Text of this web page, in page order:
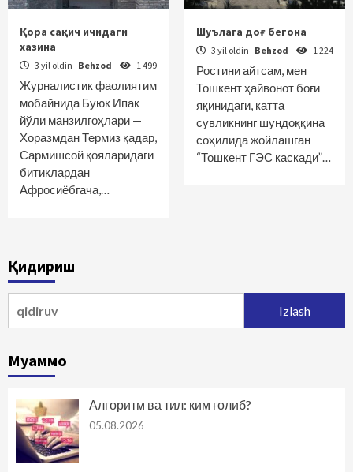
Қора сақич ичидаги
хазина
3 yil oldin Behzod 1 499
Журналистик фаолиятим
мобайнида Буюк Ипак
йўли манзилгоҳлари —
Хоразмдан Термиз қадар,
Сармишсой қояларидаги
битиклардан
Афросиёбгача,…
Шуълага доғ бегона
3 yil oldin Behzod 1 224
Ростини айтсам, мен
Тошкент ҳайвонот боғи
яқинидаги, катта
сувликнинг шундоққина
соҳилида жойлашган
“Тошкент ГЭС каскади”…
Қидириш
Муаммо
Алгоритм ва тил: ким ғолиб?
05.08.2026